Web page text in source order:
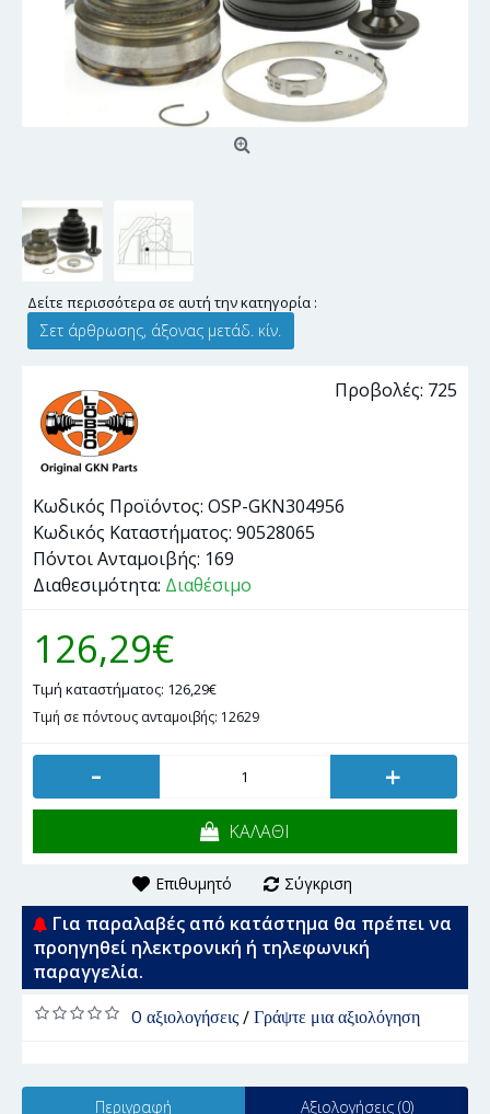
Δείτε περισσότερα σε αυτή την κατηγορία :
Σετ άρθρωσης, άξονας μετάδ. κίν.
Προβολές: 725
Κωδικός Προϊόντος: OSP-GKN304956
Κωδικός Καταστήματος: 90528065
Πόντοι Ανταμοιβής: 169
Διαθεσιμότητα: Διαθέσιμο
126,29€
Τιμή καταστήματος: 126,29€
Τιμή σε πόντους ανταμοιβής: 12629
- +
ΚΑΛΑΘΙ
Επιθυμητό Σύγκριση
Για παραλαβές από κατάστημα θα πρέπει να
προηγηθεί ηλεκτρονική ή τηλεφωνική
παραγγελία.
0 αξιολογήσεις/ Γράψτε μια αξιολόγηση
Περιγραφή Αξιολογήσεις (0)